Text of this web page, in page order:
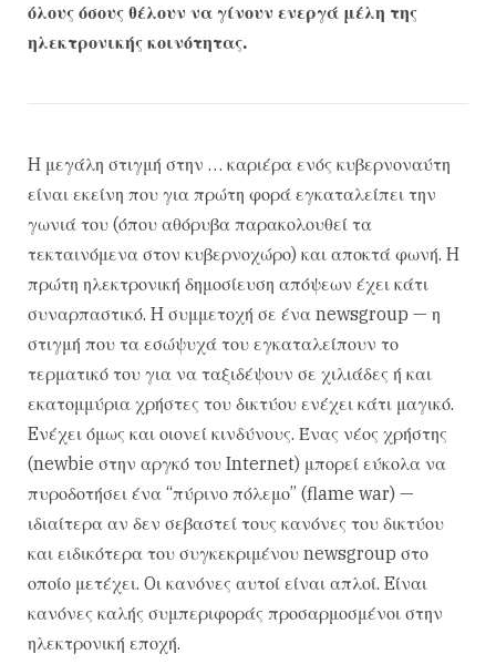
όλους όσους θέλουν να γίνουν ενεργά μέλη της
ηλεκτρονικής κοινότητας.
H μεγάλη στιγμή στην … καριέρα ενός κυβερνοναύτη
είναι εκείνη που για πρώτη φορά εγκαταλείπει την
γωνιά του (όπου αθόρυβα παρακολουθεί τα
τεκταινόμενα στον κυβερνοχώρο) και αποκτά φωνή. H
πρώτη ηλεκτρονική δημοσίευση απόψεων έχει κάτι
συναρπαστικό. H συμμετοχή σε ένα newsgroup — η
στιγμή που τα εσώψυχά του εγκαταλείπουν το
τερματικό του για να ταξιδέψουν σε χιλιάδες ή και
εκατομμύρια χρήστες του δικτύου ενέχει κάτι μαγικό.
Eνέχει όμως και οιονεί κινδύνους. Ένας νέος χρήστης
(newbie στην αργκό του Internet) μπορεί εύκολα να
πυροδοτήσει ένα “πύρινο πόλεμο” (flame war) —
ιδιαίτερα αν δεν σεβαστεί τους κανόνες του δικτύου
και ειδικότερα του συγκεκριμένου newsgroup στο
οποίο μετέχει. Oι κανόνες αυτοί είναι απλοί. Eίναι
κανόνες καλής συμπεριφοράς προσαρμοσμένοι στην
ηλεκτρονική εποχή.